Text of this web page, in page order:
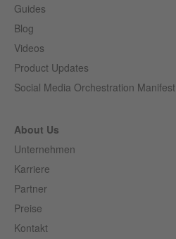
Guides
Blog
Videos
Product Updates
Social Media Orchestration Manifest
About Us
Unternehmen
Karriere
Partner
Preise
Kontakt